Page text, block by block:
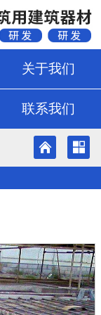
关于我们
联系我们